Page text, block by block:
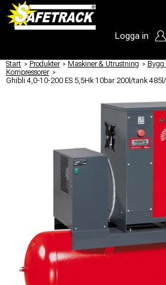
Logga in
Start / Produkter / Maskiner & Utrustning /
Kompressorer /
Ghibli 4,0-10-200 ES 5,5Hk 10bar 200l/tank